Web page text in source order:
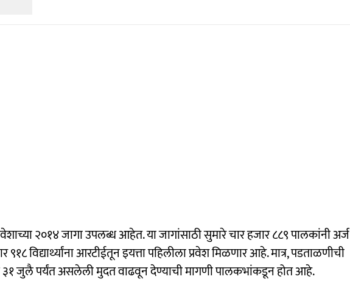
२०१४ जागा उपलब्ध आहेत. या जागांसाठी सुमारे चार हजार ८८९ पालकांनी अर्ज
विद्यार्थ्यांना आरटीईतून इयत्ता पहिलीला प्रवेश मिळणार आहे. मात्र, पडताळणीची
३१ जुलै पर्यंत असलेली मुदत वाढवून देण्याची मागणी पालकभांकडून होत आहे.